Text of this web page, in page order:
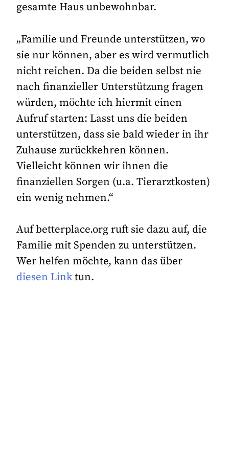
gesamte Haus unbewohnbar.
„Familie und Freunde unterstützen, wo
sie nur können, aber es wird vermutlich
nicht reichen. Da die beiden selbst nie
nach finanzieller Unterstützung fragen
würden, möchte ich hiermit einen
Aufruf starten: Lasst uns die beiden
unterstützen, dass sie bald wieder in ihr
Zuhause zurückkehren können.
Vielleicht können wir ihnen die
finanziellen Sorgen (u.a. Tierarztkosten)
ein wenig nehmen.“
Auf betterplace.org ruft sie dazu auf, die
Familie mit Spenden zu unterstützen.
Wer helfen möchte, kann das über
diesen Linktun.